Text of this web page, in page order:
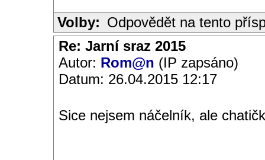
Volby: Odpovědět na tento
Re: Jarní sraz 2015
Autor: Rom@n (IP zapsáno)
Datum: 26.04.2015 12:17
Sice nejsem náčelník, ale